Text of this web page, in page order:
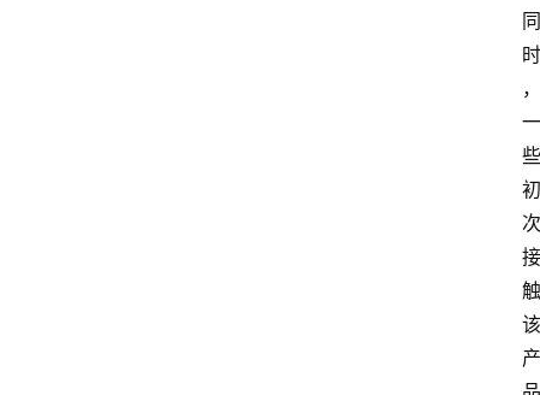
同
时
，
一
些
初
次
接
触
该
产